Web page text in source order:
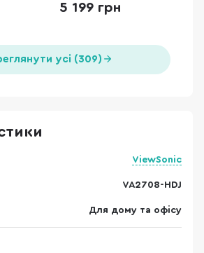
5 199 грн
усі (309)
ViewSonic
VA2708-HDJ
Для дому та офісу